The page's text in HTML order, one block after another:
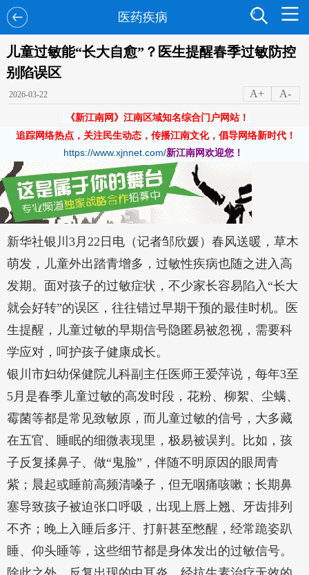
医药疾病
儿童过敏能“长大自愈”？医生提醒春季过敏防控
别陷误区
2026-03-22 A+ A-
《新江南网》江南区域知名综合门户网站！
追踪网络热点，关注民生动态，传播江南文化，倡导网络新时代！
https://www.xjnnet.com/新江南网欢迎您！
新华社银川3月22日电（记者邹欣媛）春风送暖，草木
萌发，儿童外出踏青增多，过敏性疾病也随之进入高
发期。面对孩子的过敏症状，不少家长容易陷入“长大
就会好转”的误区，往往错过早期干预的最佳时机。医
生提醒，儿童过敏的早期信号隐匿易被忽视，需要科
学应对，呵护孩子健康成长。
银川市妇幼保健院儿科副主任医师王爱萍说，每年3至
5月是春季儿童过敏的高发时段，花粉、柳絮、尘螨、
霉菌等都是常见致敏原，而儿童过敏的信号，大多藏
在五官、睡眠的细微表现里，极易被误判。比如，孩
子反复揉鼻子、做“鬼脸”，伴随不明原因的眼周青
紫；晨起或睡前高频清嗓子，但无咽痛咳嗽；长期鼻
塞导致孩子被迫张口呼吸，出现上唇上翘、牙齿排列
不齐；晚上入睡后多汗、打鼾甚至憋醒，经常跪姿趴
睡、仰头睡等，这些细节都是身体发出的过敏信号。